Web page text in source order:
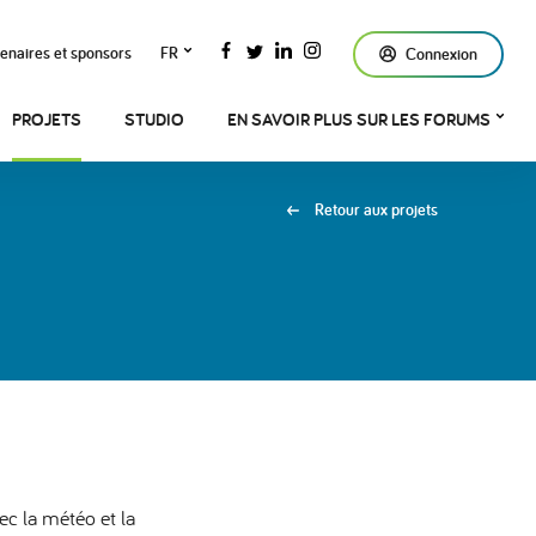
et sponsors FR Connexion
PROJETS STUDIO EN SAVOIR PLUS SUR LES FORUMS
Retour aux projets
la météo et la